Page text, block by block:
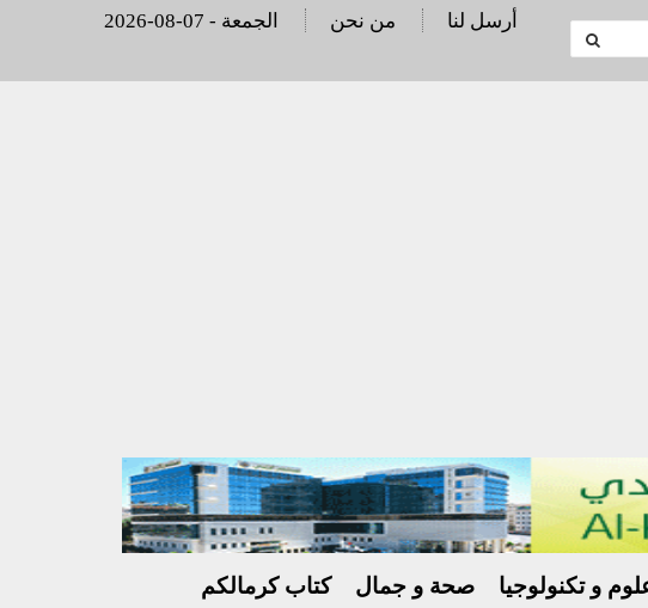
2026-08-07 - الجمعة من نحن أرسل لنا
و تكنولوجيا صحة و جمال كتاب كرمالكم